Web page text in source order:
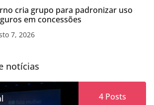
cria grupo para padronizar uso
em concessões
7, 2026
notícias
4Posts